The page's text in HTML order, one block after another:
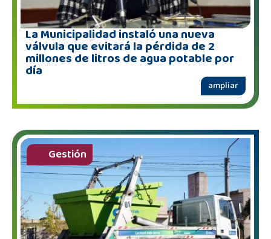
La Municipalidad instaló una nueva
válvula que evitará la pérdida de 2
millones de litros de agua potable por
día
ampliar
Gestión